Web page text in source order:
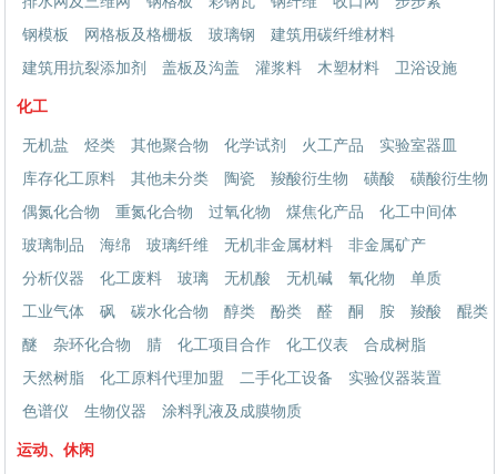
钢模板
网格板及格栅板 玻璃钢
建筑用碳纤维材料
建筑用抗裂添加剂
盖板及沟盖 灌浆料 木塑材料 卫浴设施
化工
无机盐 烃类 其他聚合物 化学试剂 火工产品
实验室器皿
库存化工原料
其他未分类 陶瓷 羧酸衍生物 磺酸
磺酸衍生物
偶氮化合物
重氮化合物 过氧化物 煤焦化产品
化工中间体
玻璃制品
海绵 玻璃纤维 无机非金属材料
非金属矿产
分析仪器
化工废料 玻璃 无机酸 无机碱 氧化物
单质
工业气体
砜 碳水化合物 醇类 酚类 醛 酮 胺 羧酸
醌类
醚
杂环化合物 腈 化工项目合作 化工仪表
合成树脂
天然树脂
化工原料代理加盟 二手化工设备
实验仪器装置
色谱仪
生物仪器 涂料乳液及成膜物质
运动、休闲